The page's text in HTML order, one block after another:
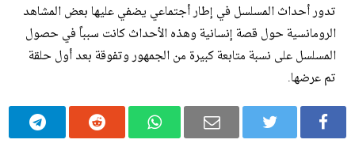
تدور أحداث المسلسل في إطار أجتماعي يضفي عليها بعض المشاهد
الرومانسية حول قصة إنسانية وهذه الأحداث كانت سبباً في حصول
المسلسل على نسبة متابعة كبيرة من الجمهور وتفوقة بعد أول حلقة
تم عرضها.